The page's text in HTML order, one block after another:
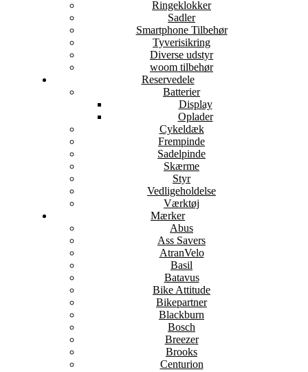
Ringeklokker
Sadler
Smartphone Tilbehør
Tyverisikring
Diverse udstyr
woom tilbehør
Reservedele
Batterier
Display
Oplader
Cykeldæk
Frempinde
Sadelpinde
Skærme
Styr
Vedligeholdelse
Værktøj
Mærker
Abus
Ass Savers
AtranVelo
Basil
Batavus
Bike Attitude
Bikepartner
Blackburn
Bosch
Breezer
Brooks
Centurion